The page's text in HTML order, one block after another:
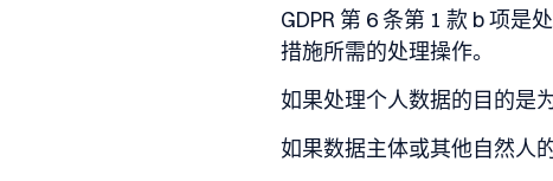
GDPR 第 6 条第 1 款 b 项
措施所需的处理操作。
如果处理个人数据的目的是
如果数据主体或其他自然人